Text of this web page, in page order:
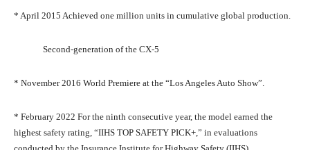
* April 2015 Achieved one million units in cumulative global production.
Second-generation of the CX-5
* November 2016 World Premiere at the “Los Angeles Auto Show”.
* February 2022 For the ninth consecutive year, the model earned the
highest safety rating, “IIHS TOP SAFETY PICK+,” in evaluations